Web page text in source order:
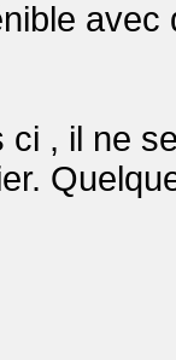
ci , il ne